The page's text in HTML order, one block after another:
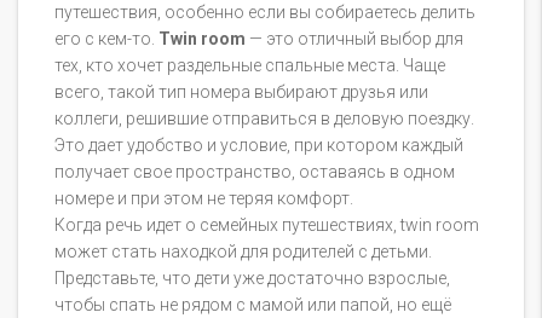
путешествия, особенно если вы собираетесь делить
его с кем-то. Twin room — это отличный выбор для
тех, кто хочет раздельные спальные места. Чаще
всего, такой тип номера выбирают друзья или
коллеги, решившие отправиться в деловую поездку.
Это дает удобство и условие, при котором каждый
получает свое пространство, оставаясь в одном
номере и при этом не теряя комфорт.
Когда речь идет о семейных путешествиях, twin room
может стать находкой для родителей с детьми.
Представьте, что дети уже достаточно взрослые,
чтобы спать не рядом с мамой или папой, но ещё